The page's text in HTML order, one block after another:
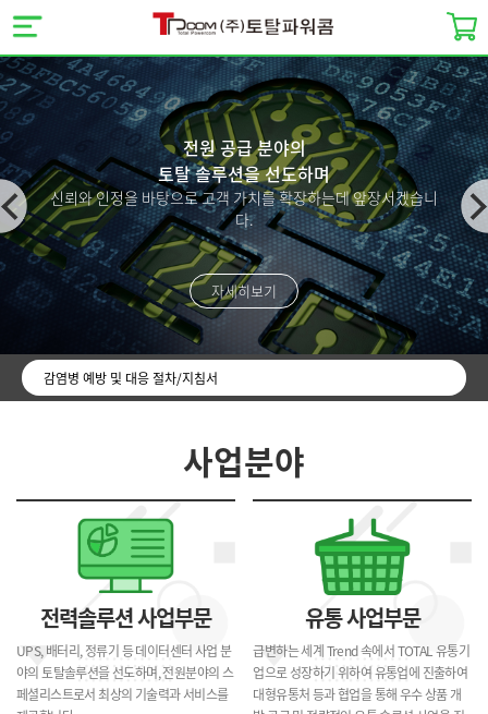
전원 공급 분야의
토탈 솔루션을 선도하며
정을 바탕으로 고객 가치를 확장하는데 앞장서겠습니
다.
자세히보기
전력
감염병 예방 및 대응 절차/지침서
사업분야
전력솔루션 사업부문
UPS, 배터리, 정류기 등 데이터센터 사업 분
야의 토탈솔루션을 선도하며, 전원분야의 스
페셜리스트로서 최상의 기술력과 서비스를
유통 사업부문
급변하는 세계 Trend 속에서 TOTAL 유통기
업으로 성장하기 위하여 유통업에 진출하여
대형유통처 등과 협업을 통해 우수 상품 개